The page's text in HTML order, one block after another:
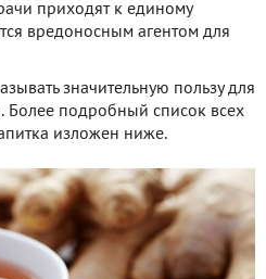
приходят к единому
вредоносным агентом для
значительную пользу для
Более подробный список всех
изложен ниже.